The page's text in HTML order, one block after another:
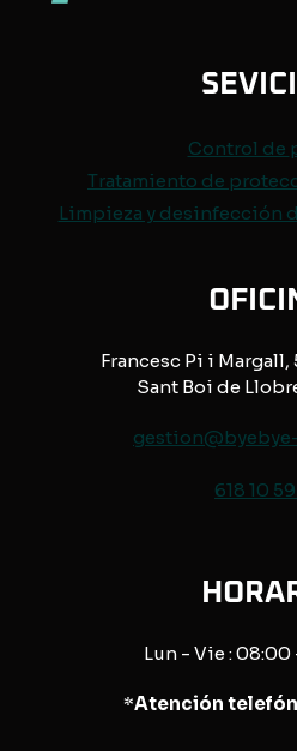
Control de
Tratamiento de
Limpieza y desinfección
Francesc Pi i Margall,
Sant Boi de
618 10
Lun - Vie :
*Atención